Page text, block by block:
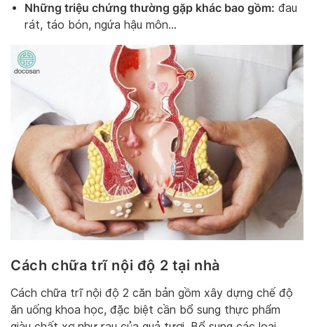
Những triệu chứng thường gặp khác bao gồm: đau
rát, táo bón, ngứa hậu môn…
Cách chữa trĩ nội độ 2 tại nhà
Cách chữa trĩ nội độ 2 căn bản gồm xây dựng chế độ
ăn uống khoa học, đặc biệt cần bổ sung thực phẩm